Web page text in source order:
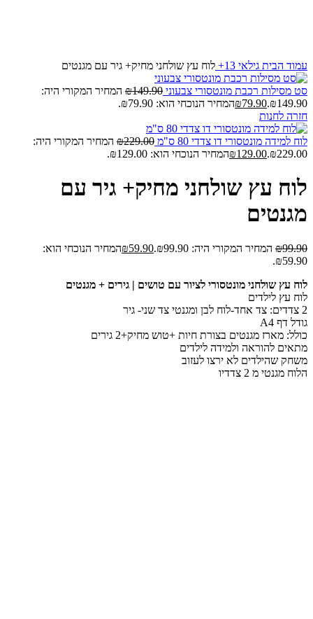
עמוד הבית גילאי 13+ לוח עץ שולחני מחיק+ גיר עם מגנטים
סט מסילות רכבת מונטסורי צבעוני ₪149.90
המחיר המקורי היה:
₪149.90.
₪79.90
המחיר הנוכחי הוא: ₪79.90.
חזרה לחנות
לוח למידה מונטסורי דו צדדי 80 ס"מ ₪229.00
המחיר המקורי היה:
₪229.00.
₪129.00 המחיר הנוכחי הוא: ₪129.00.
לוח עץ שולחני מחיק+ גיר עם
מגנטים
₪99.90 המחיר המקורי היה: ₪99.90. ₪59.90
המחיר הנוכחי הוא:
₪59.90.
לוח עץ שולחני מונטסורי לציור עם טושים | גירים + מגנטים
לוח עץ לילדים
2 צדדים: צד אחד-לוח לבן ומגנטי צד שני- גיר
גודל דף A4
כולל: מארז מגנטים בצורת חיות +טוש מחיק+2 גירים
מתאים להוראה ולמידה לילדים
משחק שהילדים לא ירצו לעזוב
הלוח מגנטי מ 2 צדדיו